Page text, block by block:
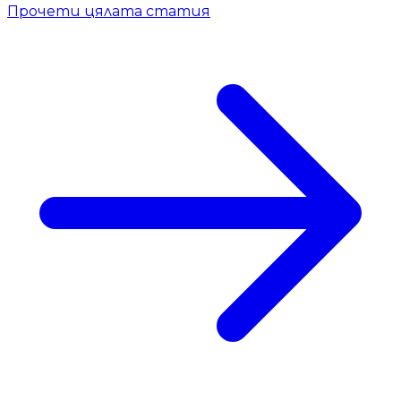
Прочети цялата статия